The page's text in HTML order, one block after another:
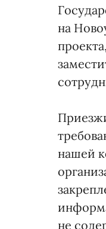
на
нашей
не